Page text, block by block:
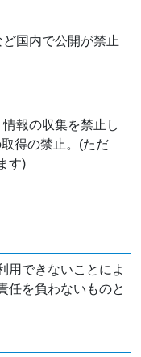
国内で公開が禁止
報の収集を禁止し
得の禁止。(ただ
す)
用できないことによ
任を負わないものと